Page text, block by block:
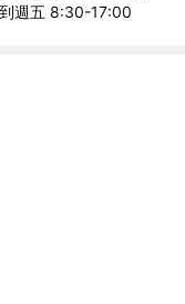
週五 8:30-17:00